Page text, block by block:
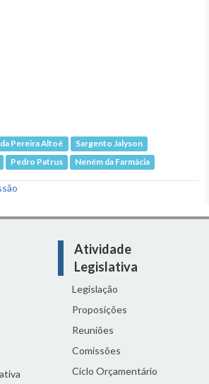
Pereira Altoé
Sargento Jalyson
Pedro Patrus Neném da Farmácia
Atividade
Legislativa
Legislação
Proposições
Reuniões
Comissões
Ciclo Orçamentário